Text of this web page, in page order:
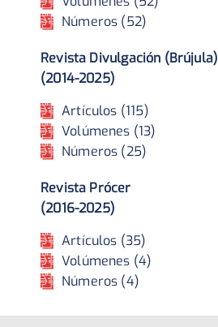
Números (52)
Revista Divulgación (Brújula)
(2014-2025)
Artículos (115)
Volúmenes (13)
Números (25)
Revista Prócer
(2016-2025)
Artículos (35)
Volúmenes (4)
Números (4)